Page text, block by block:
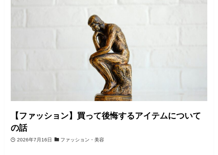
【ファッション】買って後悔するアイテムについて
の話
2026年7月16日 ファッション・美容